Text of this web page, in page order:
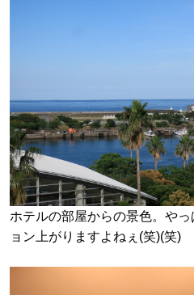
ホテルの部屋からの景色。や
ョン上がりますよねぇ(笑)(笑)